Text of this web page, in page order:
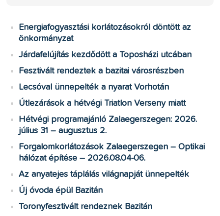
Energiafogyasztási korlátozásokról döntött az
önkormányzat
Járdafelújítás kezdődött a Toposházi utcában
Fesztivált rendeztek a bazitai városrészben
Lecsóval ünnepelték a nyarat Vorhotán
Útlezárások a hétvégi Triatlon Verseny miatt
Hétvégi programajánló Zalaegerszegen: 2026.
július 31 – augusztus 2.
Forgalomkorlátozások Zalaegerszegen – Optikai
hálózat építése – 2026.08.04-06.
Az anyatejes táplálás világnapját ünnepelték
Új óvoda épül Bazitán
Toronyfesztivált rendeznek Bazitán